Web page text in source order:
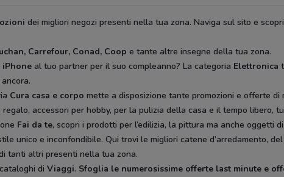
dei migliori negozi presenti nella tua zona. Naviga sul sito e
Carrefour, Conad, Coop e tante altre insegne della tua zona.
iPhone al tuo partner per il suo compleanno? La categoria Elettronica
Cura casa e corpo mette a disposizione tante promozioni e offerte di
accessori per hobby, per la pulizia della casa e il tempo libero,
Fai da te, scopri i prodotti per l’edilizia, la pittura ma anche oggetti
unico e inconfondibile. Qui trovi le migliori catene d’arredamento,
tanti altri presenti nella tua zona.
di Viaggi. Sfoglia le numerosissime offerte last minute e